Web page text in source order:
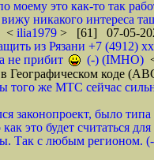
моему это как-то так
никакого интереса
< ilia1979 > [61] 07-05-
из Рязани +7 (4912)
не прибит
(-) (IMHO)
Географическом коде
же МТС сейчас
законопроект, было
это будет считаться
Так с любым регионом.